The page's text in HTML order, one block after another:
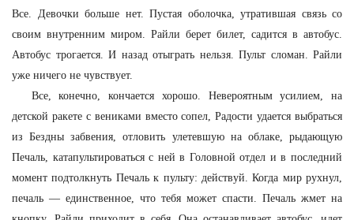
Все. Девочки больше нет. Пустая оболочка, утратившая связь со
своим внутренним миром. Райли берет билет, садится в автобус.
Автобус трогается. И назад отыграть нельзя. Пульт сломан. Райли
уже ничего не чувствует.
Все, конечно, кончается хорошо. Невероятным усилием, на
детской ракете с вениками вместо сопел, Радости удается выбраться
из Бездны забвения, отловить улетевшую на облаке, рыдающую
Печаль, катапультироваться с ней в Головной отдел и в последний
момент подтолкнуть Печаль к пульту: действуй. Когда мир рухнул,
печаль — единственное, что тебя может спасти. Печаль жмет на